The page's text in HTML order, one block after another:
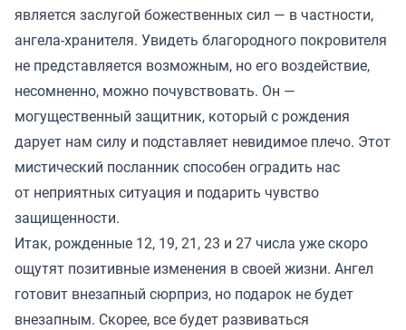
является заслугой божественных сил — в частности,
ангела-хранителя. Увидеть благородного покровителя
не представляется возможным, но его воздействие,
несомненно, можно почувствовать. Он —
могущественный защитник, который с рождения
дарует нам силу и подставляет невидимое плечо. Этот
мистический посланник способен оградить нас
от неприятных ситуация и подарить чувство
защищенности.
Итак, рожденные 12, 19, 21, 23 и 27 числа уже скоро
ощутят позитивные изменения в своей жизни. Ангел
готовит внезапный сюрприз, но подарок не будет
внезапным. Скорее, все будет развиваться